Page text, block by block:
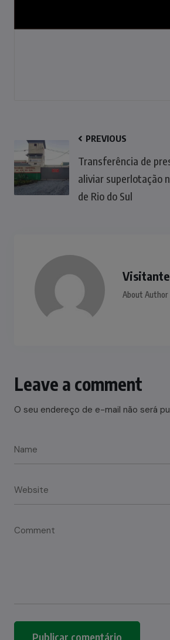
PREVIOUS
Transferência de
aliviar superlotação
de Rio do Sul
Visitante
About Author
Leave a comment
O seu endereço de e-mail não será